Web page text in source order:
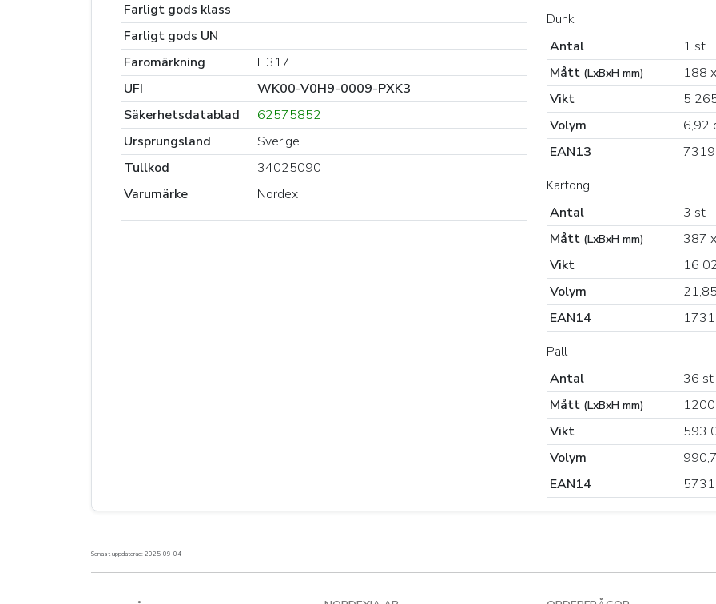
Farligt gods klass
Farligt gods UN
Faromärkning
H317
UFI
WK00-V0H9-0009-PXK3
Säkerhetsdatablad
62575852
Ursprungsland
Sverige
Tullkod
34025090
Varumärke
Nordex
Dunk
Antal
1 st
Mått (LxBxH mm)
188
Vikt
5
Volym
6,92
EAN13
Kartong
Antal
3 st
Mått (LxBxH mm)
387
Vikt
16
Volym
EAN14
Pall
Antal
36 st
Mått (LxBxH mm)
Vikt
593
Volym
EAN14
Senast uppdaterad: 2025-09-04